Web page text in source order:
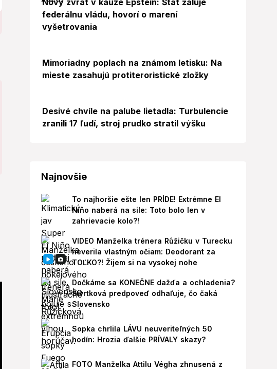
Nový zvrat v kauze Epstein: Štát žaluje
federálnu vládu, hovorí o marení
vyšetrovania
Foto
Mimoriadny poplach na známom letisku: Na
mieste zasahujú protiteroristické zložky
Desivé chvíle na palube lietadla: Turbulencie
zranili 17 ľudí, stroj prudko stratil výšku
Najnovšie
To najhoršie ešte len PRÍDE! Extrémne El
Niño naberá na sile: Toto bolo len v
zahrievacie kolo?!
VIDEO Manželka trénera Růžičku v Turecku
neverila vlastným očiam: Deodorant za
TOĽKO?! Žijem si na vysokej nohe
Dočkáme sa KONEČNE dažďa a ochladenia?
Štvrtková predpoveď odhaľuje, čo čaká
Slovensko
Sopka chrlila LÁVU neuveriteľných 50
hodín: Hrozia ďalšie PRÍVALY skazy?
FOTO Manželka Attilu Végha zhnusená z